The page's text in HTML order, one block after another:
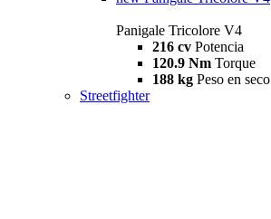
Panigale Tricolore V4
216 cv Potencia
120.9 Nm Torque
188 kg Peso en seco
Streetfighter